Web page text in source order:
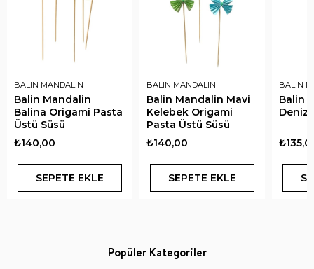
BALIN MANDALIN
Balin Mandalin
Balina Origami Pasta
Üstü Süsü
₺140,00
SEPETE EKLE
BALIN MANDALIN
Balin Mandalin Mavi
Kelebek Origami
Pasta Üstü Süsü
₺140,00
SEPETE EKLE
BALIN
Balin
Popüler Kategoriler